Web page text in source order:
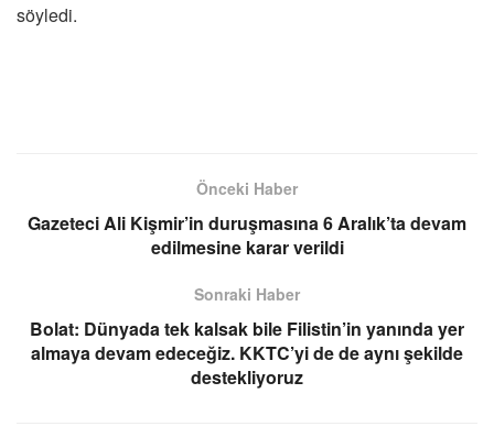
söyledi.
Önceki Haber
Gazeteci Ali Kişmir’in duruşmasına 6 Aralık’ta devam
edilmesine karar verildi
Sonraki Haber
Bolat: Dünyada tek kalsak bile Filistin’in yanında yer
almaya devam edeceğiz. KKTC’yi de de aynı şekilde
destekliyoruz